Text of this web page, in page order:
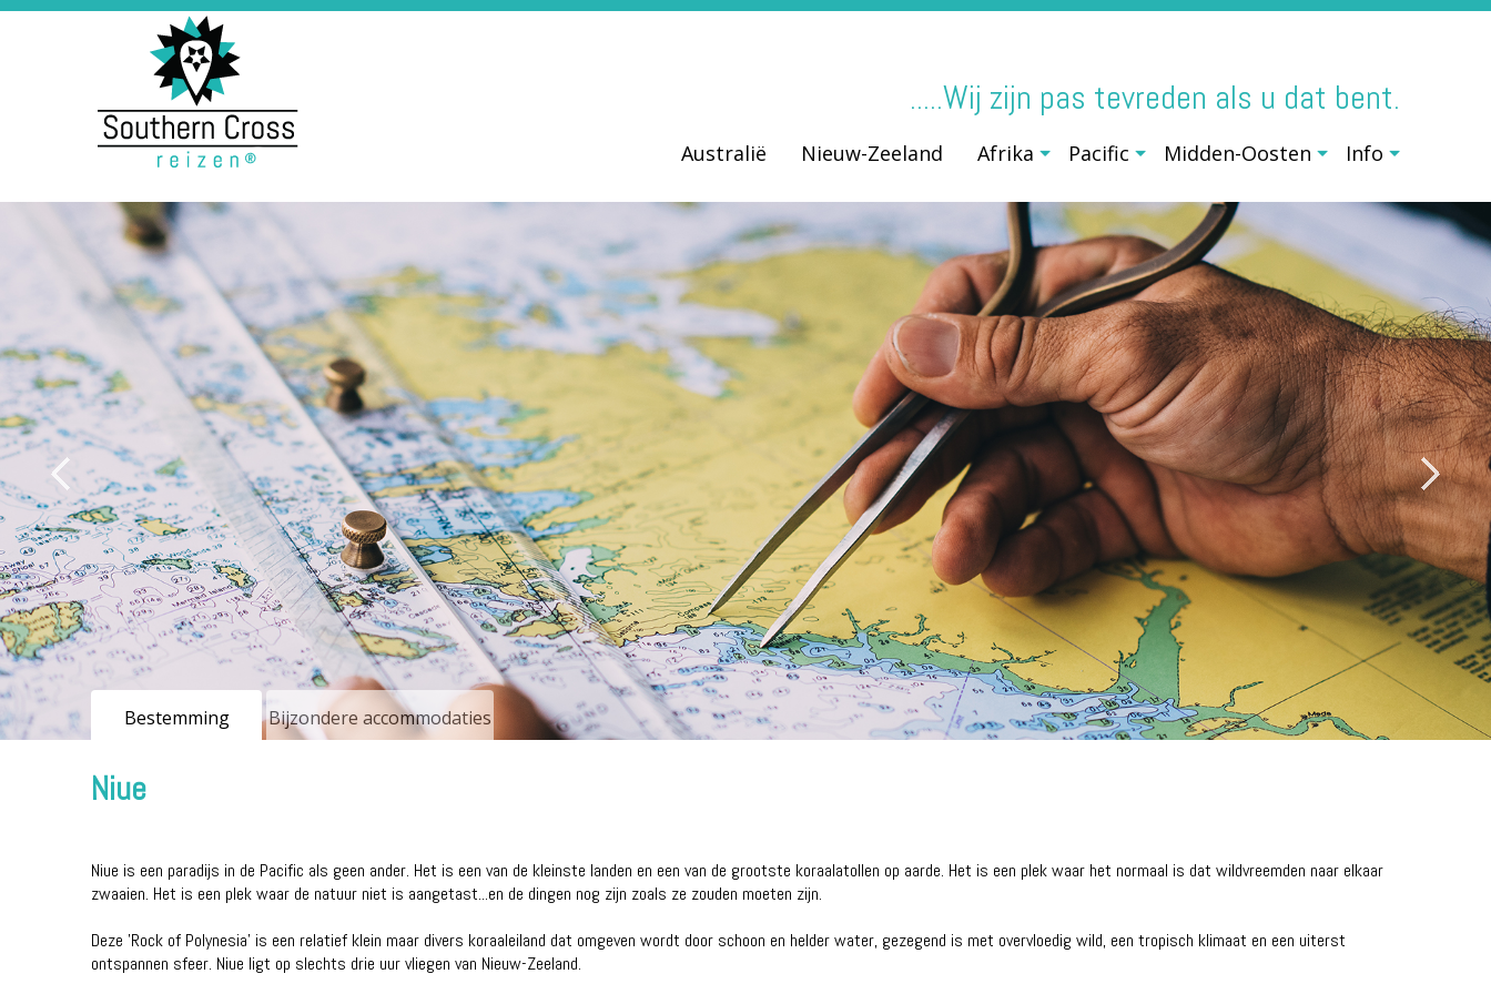
.....Wij zijn pas tevreden als u dat bent.
Australië Nieuw-Zeeland Afrika Pacific Midden-Oosten Info
Bestemming Bijzondere accommodaties
Niue
Niue is een paradijs in de Pacific als geen ander. Het is een van de kleinste landen en een van de grootste koraalatollen op aarde. Het is een plek waar het normaal is dat wildvreemden naar elkaar
zwaaien. Het is een plek waar de natuur niet is aangetast...en de dingen nog zijn zoals ze zouden moeten zijn.
Deze 'Rock of Polynesia' is een relatief klein maar divers koraaleiland dat omgeven wordt door schoon en helder water, gezegend is met overvloedig wild, een tropisch klimaat en een uiterst
ontspannen sfeer. Niue ligt op slechts drie uur vliegen van Nieuw-Zeeland.